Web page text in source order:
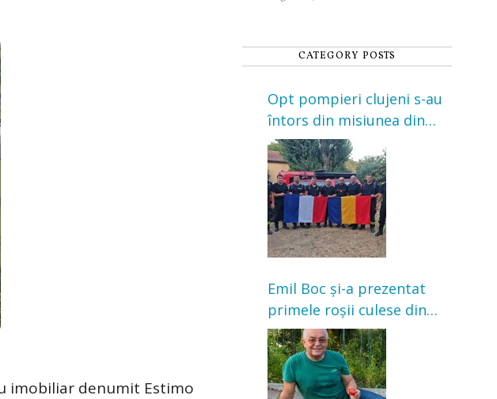
imobiliar denumit Estimo
CATEGORY POSTS
Opt pompieri clujeni s-au
întors din misiunea din
Franța. Au intervenit la
incendii de vegetație și
pădure
Emil Boc și-a prezentat
primele roșii culese din
grădină: „Niciun magazin
nu poate oferi această
satisfacție”